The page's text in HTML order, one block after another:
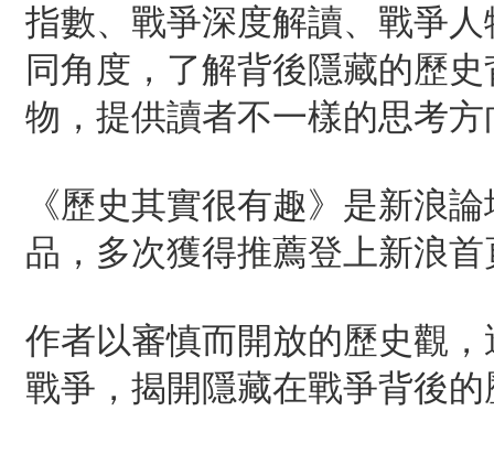
指數、戰爭深度解讀、戰爭
同角度，了解背後隱藏的歷
物，提供讀者不一樣的思考方
《歷史其實很有趣》是新浪
品，多次獲得推薦登上新浪
作者以審慎而開放的歷史觀
戰爭，揭開隱藏在戰爭背後